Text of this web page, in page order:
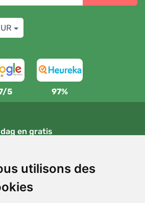
utilisons des
5 97%
en gratis
voor bestellingen boven 95 EUR
retourneren
op elk gewenst moment binnen 90
of ruilen